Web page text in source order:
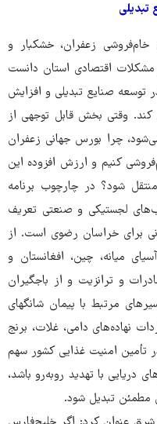
زعفران، خشکبار و
اقتصادی استان دانست
صنایع تبدیلی و افزایش
وقتی بخش قابل توجهی از
چرا بورس جهانی زعفران
کنیم و ارزش افزوده این
شود؟ در چارچوب برنامه
لجستیکی و صنعتی تعریف
برای خراسان رضوی است. از
میانه، چین، افغانستان و
و ترانزیت و از باجگیران
مرتبط با پیمان شانگهای
نهاده‌های دامی، غلات، برنج
تأمین امنیت غذایی کشور سهم
دریایی با تهدید روبه‌رو باشد،
مطمئن تبدیل شود.